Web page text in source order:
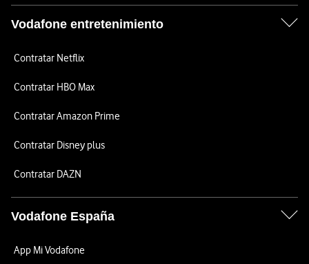
Vodafone entretenimiento
Contratar Netflix
Contratar HBO Max
Contratar Amazon Prime
Contratar Disney plus
Contratar DAZN
Vodafone España
App Mi Vodafone